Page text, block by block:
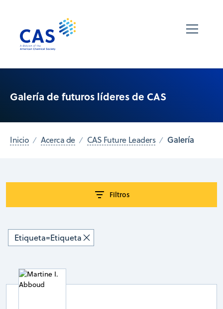
Galería de futuros líderes de CAS
Inicio Acerca de CAS Future Leaders Galería
Filtros
Etiqueta=Etiqueta